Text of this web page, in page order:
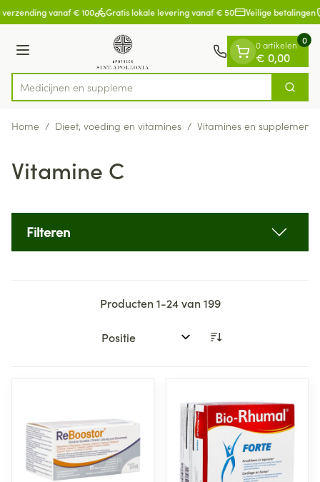
Ga naar de inhoud
1 van 1vanaf € 100 Gratis lokale levering vanaf € 50 Veilige betalingen
Menu
Product, merk, categorie...
Me Zoek
0 artikelen
€ 0,00
0
Home / Dieet, voeding en vitamines / Vitamines en
Vitamine C
Filteren
Producten1-24van199
Sorteer op: